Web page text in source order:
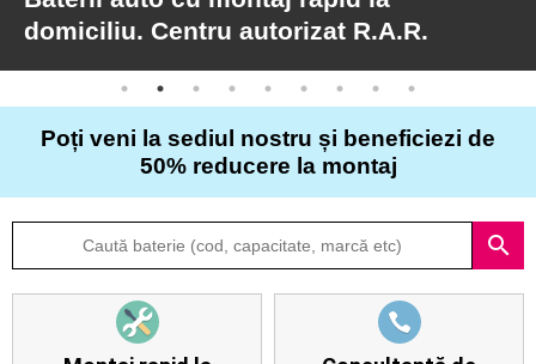
Articole
Despre
domiciliu. Centru autorizat R.A.R.
Poți veni la sediul nostru și beneficiezi de
50% reducere la montaj
search